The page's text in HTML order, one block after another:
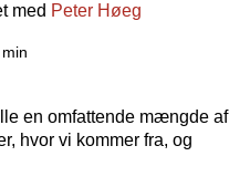
med Peter Høeg
en omfattende mængde af
hvor vi kommer fra, og